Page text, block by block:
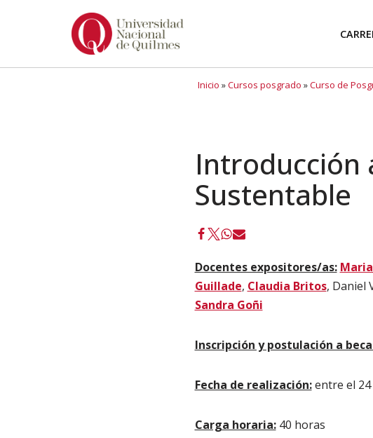
Inicio »Cursos posgrado »Curso de
Introducción
Sustentable
Docentes expositores/as:
Guillade, Claudia Britos, Daniel
Sandra Goñi
Inscripción y postulación a
Fecha de realización:entre el 24
Carga horaria: 40 horas